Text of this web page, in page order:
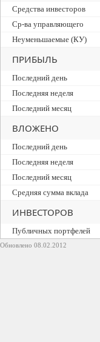
Обновлено 08.02.2012
Средства инвесторов
Ср-ва управляющего
Неуменьшаемые (КУ)
ПРИБЫЛЬ
Последний день
Последняя неделя
Последний месяц
ВЛОЖЕНО
Последний день
Последняя неделя
Последний месяц
Средняя сумма вклада
ИНВЕСТОРОВ
Публичных портфелей